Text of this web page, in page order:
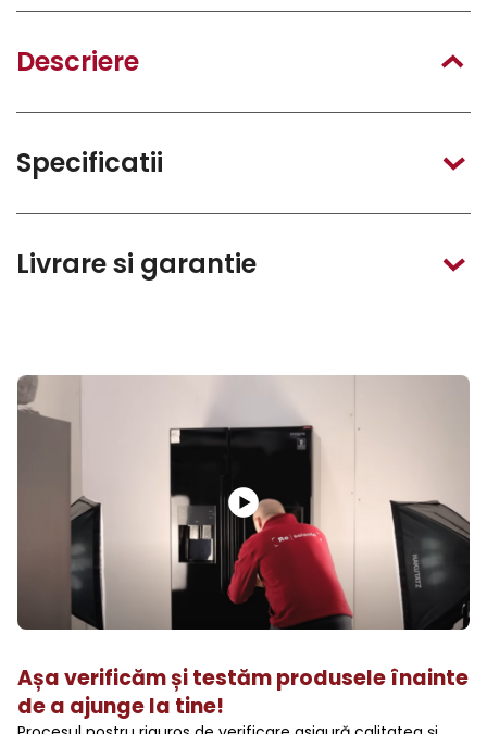
Descriere
Specificatii
Livrare si garantie
Așa verificăm și testăm produsele înainte
de a ajunge la tine!